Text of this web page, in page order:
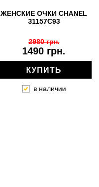
ЖЕНСКИЕ ОЧКИ CHANEL
31157С93
1490 грн.
2980 грн.
КУПИТЬ
в наличии